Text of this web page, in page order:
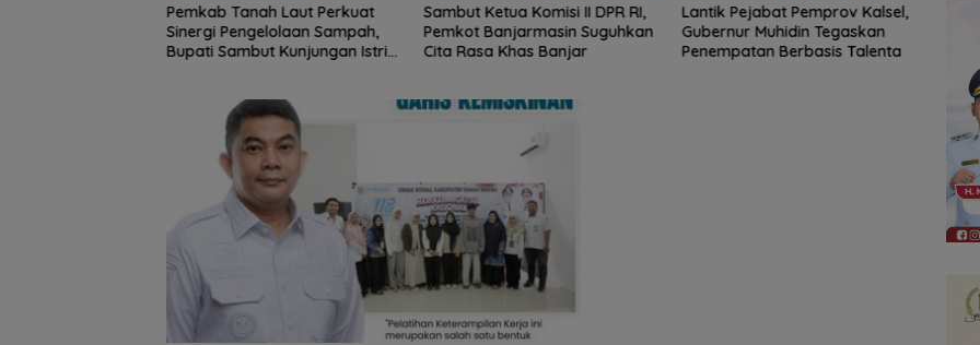
Sambut Ketua Komisi II DPR RI,
Pemkot Banjarmasin Suguhkan
Cita Rasa Khas Banjar
Lantik Pejabat Pemprov Kalsel,
Gubernur Muhidin Tegaskan
Penempatan Berbasis Talenta
61 Peserta Ramaikan Pemilihan
Nanang Galuh Balangan 2026,
Pemkab Cari Duta Budaya